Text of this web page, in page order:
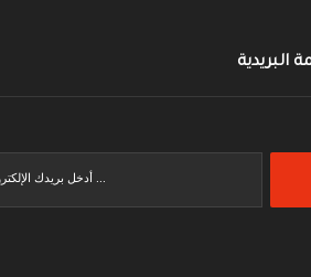
البريدية